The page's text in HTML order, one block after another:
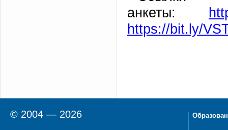
анкеты:
https://bit.ly/
© 2004 — 2026